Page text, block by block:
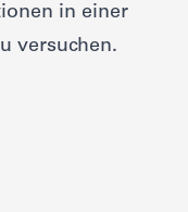
in einer
versuchen.